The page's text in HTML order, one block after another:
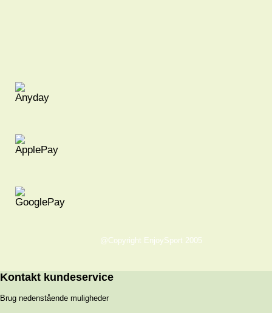
@Copyright EnjoySport 2005
Kontakt kundeservice
Brug nedenstående muligheder